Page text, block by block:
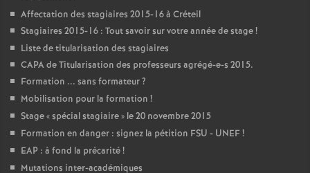
Affectation des stagiaires 2015-16 à Créteil
Stagiaires 2015-16 : Tout savoir sur votre année de stage!
Liste de titularisation des stagiaires
CAPAde Titularisation des professeurs agrégé-e-s 2015.
Formation ... sans formateur?
Mobilisation pour la formation !
Stage «spécial stagiaire» le 20 novembre 2015
Formation en danger : signez la pétition FSU - UNEF!
EAP : à fond la précarité!
Mutations inter-académiques